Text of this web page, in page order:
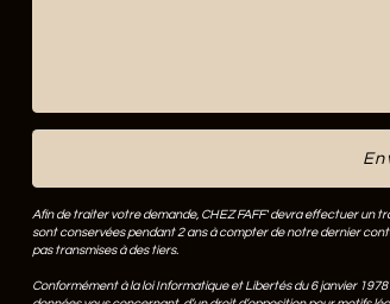
Afin de traiter votre demande, CHEZ FAFF' devra effectuer un
sont conservées pendant 2 ans à compter de notre dernier
pas transmises à des tiers.
Conformément à la loi Informatique et Libertés du 6 janvier